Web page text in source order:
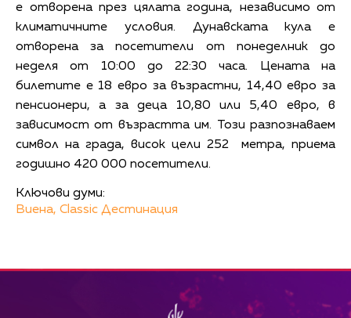
е отворена през цялата година, независимо от
климатичните условия. Дунавската кула е
отворена за посетители от понеделник до
неделя от 10:00 до 22:30 часа. Цената на
билетите е 18 евро за възрастни, 14,40 евро за
пенсионери, а за деца 10,80 или 5,40 евро, в
зависимост от възрастта им. Този разпознаваем
символ на града, висок цели 252 метра, приема
годишно 420 000 посетители.
Ключови думи:
Виена, Classic Дестинация